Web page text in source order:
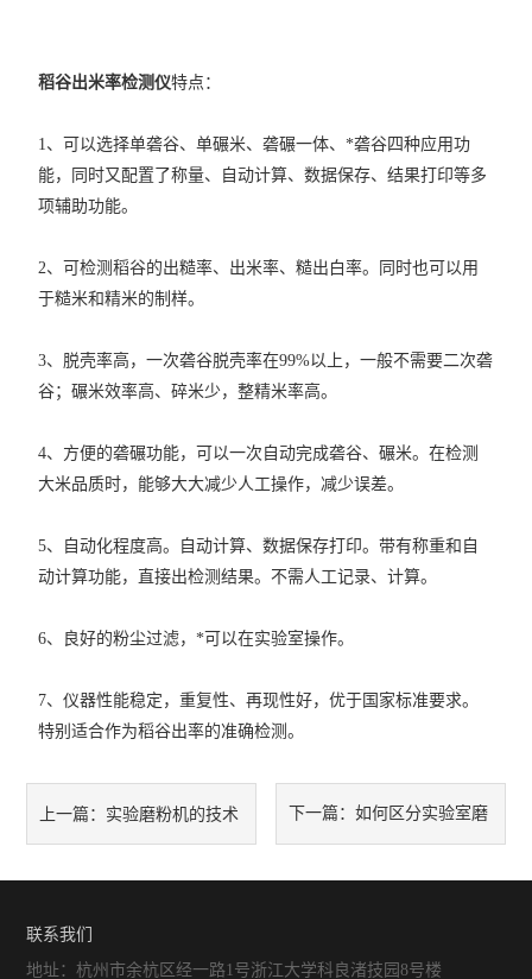
稻谷出米率检测仪特点：
1、可以选择单砻谷、单碾米、砻碾一体、*砻谷四种应用功
能，同时又配置了称量、自动计算、数据保存、结果打印等多
项辅助功能。
2、可检测稻谷的出糙率、出米率、糙出白率。同时也可以用
于糙米和精米的制样。
3、脱壳率高，一次砻谷脱壳率在99%以上，一般不需要二次砻
谷；碾米效率高、碎米少，整精米率高。
4、方便的砻碾功能，可以一次自动完成砻谷、碾米。在检测
大米品质时，能够大大减少人工操作，减少误差。
5、自动化程度高。自动计算、数据保存打印。带有称重和自
动计算功能，直接出检测结果。不需人工记录、计算。
6、良好的粉尘过滤，*可以在实验室操作。
7、仪器性能稳定，重复性、再现性好，优于国家标准要求。
特别适合作为稻谷出率的准确检测。
上一篇： 实验磨粉机的技术 下一篇： 如何区分实验室磨
联系我们
地址：杭州市余杭区经一路1号浙江大学科良渚技园8号楼